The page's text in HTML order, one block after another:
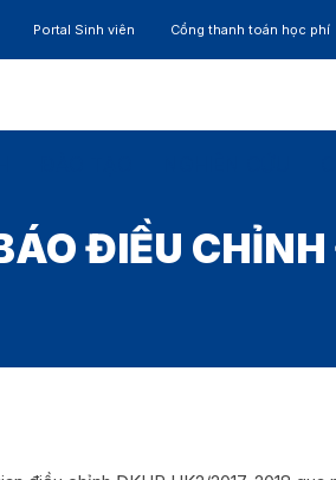
Portal Sinh viên Cổng thanh toán học phí
ĐIỀU